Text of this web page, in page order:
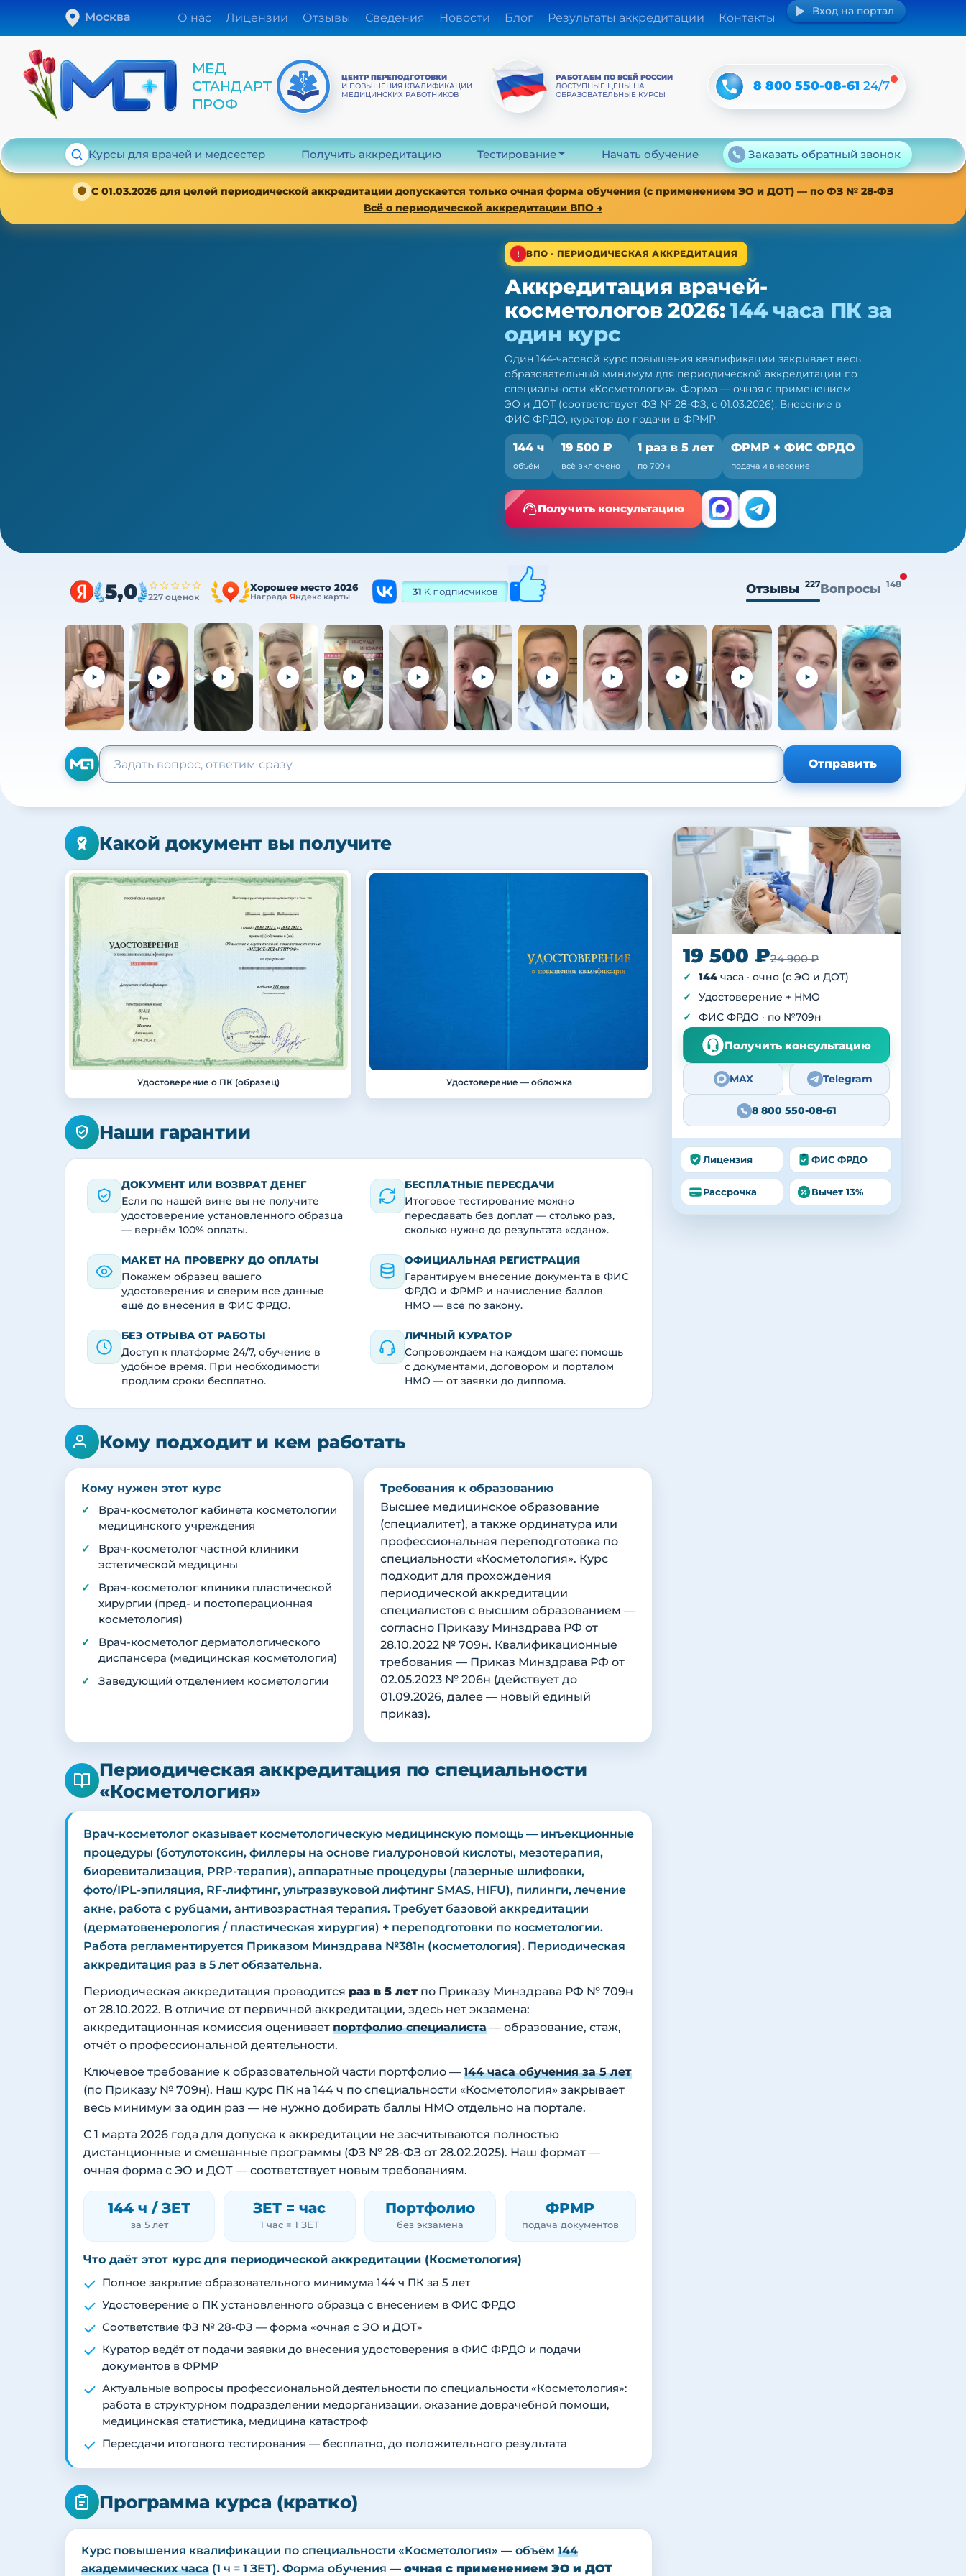
Москва О нас Лицензии Отзывы Сведения Новости Блог Результаты аккредитации Контакты
Вход на портал
ЦЕНТР ПЕРЕПОДГОТОВКИ
И ПОВЫШЕНИЯ КВАЛИФИКАЦИИ
МЕДИЦИНСКИХ РАБОТНИКОВ
РАБОТАЕМ ПО ВСЕЙ РОССИИ
ДОСТУПНЫЕ ЦЕНЫ НА
ОБРАЗОВАТЕЛЬНЫЕ КУРСЫ
8 800 550-08-6124/7
Курсы для врачей и медсестер Получить аккредитацию Тестирование Начать обучение Заказать обратный звонок
С 01.03.2026 для целей периодической аккредитации допускается только очная форма обучения (с применением ЭО и ДОТ) — по ФЗ № 28-ФЗ
Всё о периодической аккредитации ВПО →
ВПО · ПЕРИОДИЧЕСКАЯ АККРЕДИТАЦИЯ
Аккредитация врачей-
косметологов 2026:144 часа ПК за
один курс
Один 144-часовой курс повышения квалификации закрывает весь
образовательный минимум для периодической аккредитации по
специальности «Косметология». Форма — очная с применением
ЭО и ДОТ (соответствует ФЗ № 28-ФЗ, с 01.03.2026). Внесение в
ФИС ФРДО, куратор до подачи в ФРМР.
144 ч
объём
19 500 ₽
всё включено
1 раз в 5 лет
по 709н
ФРМР + ФИС ФРДО
подача и внесение
Получить консультацию
5,0 227 оценок
Хорошее место 2026
НаградаЯндекс карты
Отзывы 227Вопросы 148
Отправить
Какой документ вы получите
Удостоверение о ПК (образец) Удостоверение — обложка
Наши гарантии
ДОКУМЕНТ ИЛИ ВОЗВРАТ ДЕНЕГ
Если по нашей вине вы не получите
удостоверение установленного образца
— вернём 100% оплаты.
БЕСПЛАТНЫЕ ПЕРЕСДАЧИ
Итоговое тестирование можно
пересдавать без доплат — столько раз,
сколько нужно до результата «сдано».
МАКЕТ НА ПРОВЕРКУ ДО ОПЛАТЫ
Покажем образец вашего
удостоверения и сверим все данные
ещё до внесения в ФИС ФРДО.
ОФИЦИАЛЬНАЯ РЕГИСТРАЦИЯ
Гарантируем внесение документа в ФИС
ФРДО и ФРМР и начисление баллов
НМО — всё по закону.
БЕЗ ОТРЫВА ОТ РАБОТЫ
Доступ к платформе 24/7, обучение в
удобное время. При необходимости
продлим сроки бесплатно.
ЛИЧНЫЙ КУРАТОР
Сопровождаем на каждом шаге: помощь
с документами, договором и порталом
НМО — от заявки до диплома.
Кому подходит и кем работать
Кому нужен этот курс
Врач-косметолог кабинета косметологии
медицинского учреждения
Врач-косметолог частной клиники
эстетической медицины
Врач-косметолог клиники пластической
хирургии (пред- и постоперационная
косметология)
Врач-косметолог дерматологического
диспансера (медицинская косметология)
Заведующий отделением косметологии
Требования к образованию
Высшее медицинское образование
(специалитет), а также ординатура или
профессиональная переподготовка по
специальности «Косметология». Курс
подходит для прохождения
периодической аккредитации
специалистов с высшим образованием —
согласно Приказу Минздрава РФ от
28.10.2022 № 709н. Квалификационные
требования — Приказ Минздрава РФ от
02.05.2023 № 206н (действует до
01.09.2026, далее — новый единый
приказ).
Периодическая аккредитация по специальности
«Косметология»
Врач-косметолог оказывает косметологическую медицинскую помощь — инъекционные
процедуры (ботулотоксин, филлеры на основе гиалуроновой кислоты, мезотерапия,
биоревитализация, PRP-терапия), аппаратные процедуры (лазерные шлифовки,
фото/IPL-эпиляция, RF-лифтинг, ультразвуковой лифтинг SMAS, HIFU), пилинги, лечение
акне, работа с рубцами, антивозрастная терапия. Требует базовой аккредитации
(дерматовенерология / пластическая хирургия) + переподготовки по косметологии.
Работа регламентируется Приказом Минздрава №381н (косметология). Периодическая
аккредитация раз в 5 лет обязательна.
Периодическая аккредитация проводится раз в 5 летпо Приказу Минздрава РФ № 709н
от 28.10.2022. В отличие от первичной аккредитации, здесь нет экзамена:
аккредитационная комиссия оценивает портфолио специалиста — образование, стаж,
отчёт о профессиональной деятельности.
Ключевое требование к образовательной части портфолио — 144 часа обучения за 5 лет
(по Приказу № 709н). Наш курс ПК на 144 ч по специальности «Косметология» закрывает
весь минимум за один раз — не нужно добирать баллы НМО отдельно на портале.
С 1 марта 2026 года для допуска к аккредитации не засчитываются полностью
дистанционные и смешанные программы (ФЗ № 28-ФЗ от 28.02.2025). Наш формат —
очная форма с ЭО и ДОТ — соответствует новым требованиям.
144 ч / ЗЕТ
за 5 лет
ЗЕТ = час
1 час = 1 ЗЕТ
Портфолио
без экзамена
ФРМР
подача документов
Что даёт этот курс для периодической аккредитации (Косметология)
Полное закрытие образовательного минимума 144 ч ПК за 5 лет
Удостоверение о ПК установленного образца с внесением в ФИС ФРДО
Соответствие ФЗ № 28-ФЗ — форма «очная с ЭО и ДОТ»
Куратор ведёт от подачи заявки до внесения удостоверения в ФИС ФРДО и подачи
документов в ФРМР
Актуальные вопросы профессиональной деятельности по специальности «Косметология»:
работа в структурном подразделении медорганизации, оказание доврачебной помощи,
медицинская статистика, медицина катастроф
Пересдачи итогового тестирования — бесплатно, до положительного результата
Программа курса (кратко)
Курс повышения квалификации по специальности «Косметология» — объём 144
академических часа (1 ч = 1 ЗЕТ). Форма обучения — очная с применением ЭО и ДОТ
19 500 ₽24 900 ₽
144 часа · очно (с ЭО и ДОТ)
Удостоверение + НМО
ФИС ФРДО · по №709н
Получить консультацию
MAX Telegram
8 800 550-08-61
Лицензия ФИС ФРДО
Рассрочка Вычет 13%